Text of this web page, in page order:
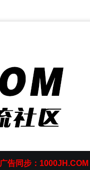
广告同步：1000JH.COM